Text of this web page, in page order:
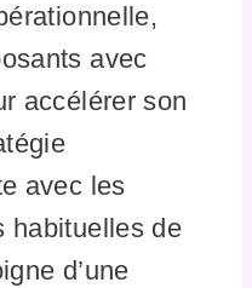
avec
accélérer son
avec les
habituelles de
d’une